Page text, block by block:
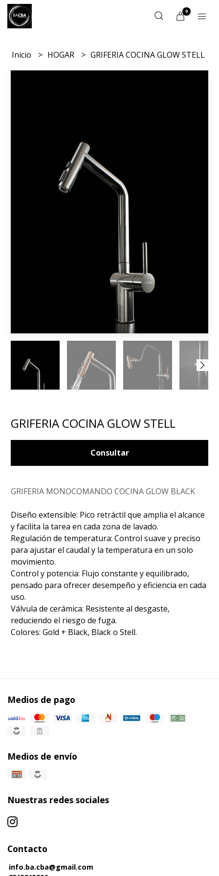
0
Inicio HOGAR GRIFERIA COCINA GLOW STELL
GRIFERIA COCINA GLOW STELL
Consultar
GRIFERIA MONOCOMANDO COCINA GLOW BLACK
Diseño extensible: Pico retráctil que amplia el alcance
y facilita la tarea en cada zona de lavado.
Regulación de temperatura: Control suave y preciso
para ajustar el caudal y la temperatura en un solo
movimiento.
Control y potencia: Flujo constante y equilibrado,
pensado para ofrecer desempeño y eficiencia en cada
uso.
Válvula de cerámica: Resistente al desgaste,
reduciendo el riesgo de fuga.
Colores: Gold + Black, Black o Stell.
Medios de pago
Medios de envío
Nuestras redes sociales
Contacto
info.ba.cba@gmail.com